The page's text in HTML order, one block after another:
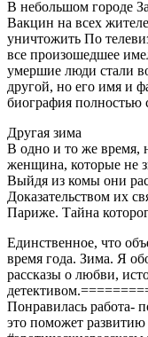
В небольшом городе
Вакцин на всех
уничтожить По
все произошедшее
умершие люди стали
другой, но его имя и
биография полностью
Другая зима
В одно и то же время,
женщина, которые не
Выйдя из комы они
Доказательством их
Париже. Тайна
Единственное, что
время года. Зима. Я
рассказы о любви,
Понравилась работа-
это поможет